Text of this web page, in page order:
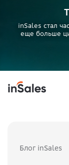
inSales стал
еще больше
Блог inSales